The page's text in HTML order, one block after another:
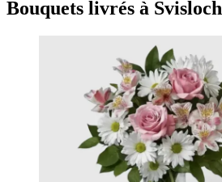
Bouquets livrés à Svisloch